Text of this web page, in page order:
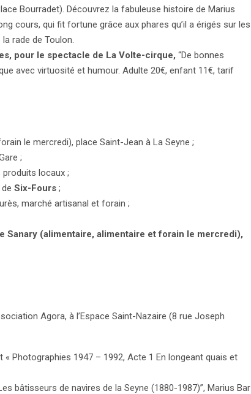
Bourradet). Découvrez la fabuleuse histoire de Marius
cours, qui fit fortune grâce aux phares qu’il a érigés sur les
rade de Toulon.
pour le spectacle de La Volte-cirque, “De bonnes
avec virtuosité et humour. Adulte 20€, enfant 11€, tarif
le mercredi), place Saint-Jean à La Seyne ;
;
produits locaux ;
Six-Fours ;
marché artisanal et forain ;
Sanary (alimentaire, alimentaire et forain le mercredi),
Agora, à l’Espace Saint-Nazaire (8 rue Joseph
Photographies 1947 – 1992, Acte 1 En longeant quais et
bâtisseurs de navires de la Seyne (1880-1987)”, Marius Bar